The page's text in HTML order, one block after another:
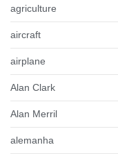
agriculture
aircraft
airplane
Alan Clark
Alan Merril
alemanha